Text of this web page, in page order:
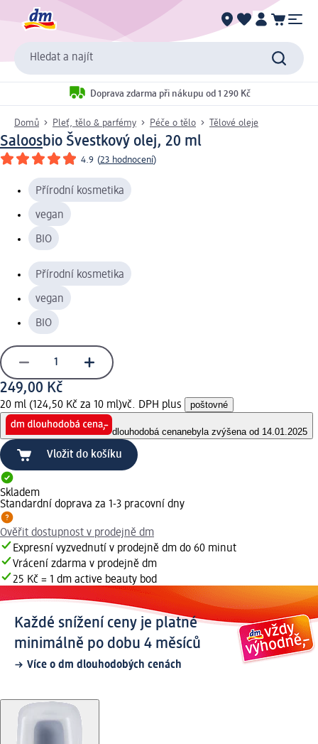
Hledat a najít
Doprava zdarma při nákupu od 1 290 Kč
Domů Pleť, tělo & parfémy Péče o tělo Tělové oleje
Saloosbio Švestkový olej, 20 ml
4.9 (23 hodnocení)
Přírodní kosmetika
vegan
BIO
Přírodní kosmetika
vegan
BIO
249,00 Kč
20 ml (124,50 Kč za 10 ml)vč. DPH plus poštovné
dlouhodobá cenanebyla zvýšena od 14.01.2025
Vložit do košíku
Skladem
Standardní doprava za 1-3 pracovní dny
Ověřit dostupnost v prodejně dm
Expresní vyzvednutí v prodejně dm do 60 minut
Vrácení zdarma v prodejně dm
25 Kč = 1 dm active beauty bod
Každé snížení ceny je platné
minimálně po dobu 4 měsíců
Více o dm dlouhodobých cenách